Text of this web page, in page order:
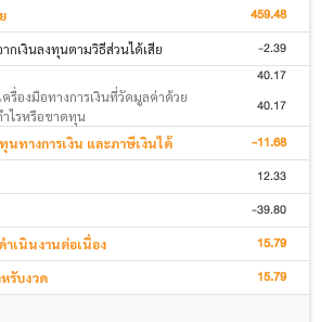
459.48
กเงินลงทุนตามวิธีส่วนได้เสีย -2.39
40.17
รื่องมือทางการเงินที่วัดมูลค่าด้วย
ไรหรือขาดทุน
40.17
ทางการเงิน และภาษีเงินได้ -11.68
12.33
-39.80
ำเนินงานต่อเนื่อง 15.79
รับงวด 15.79